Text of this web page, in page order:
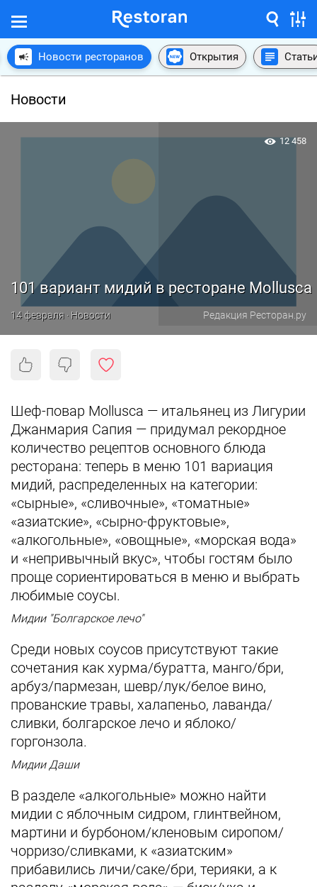
Новости ресторанов Открытия
Новости
101 вариант мидий в ресторане Mollusca
14 февраля · Новости Редакция Ресторан.ру
12 458
Шеф-повар Mollusca — итальянец из Лигурии
Джанмария Сапия — придумал рекордное
количество рецептов основного блюда
ресторана: теперь в меню 101 вариация
мидий, распределенных на категории:
«сырные», «сливочные», «томатные»
«азиатские», «сырно-фруктовые»,
«алкогольные», «овощные», «морская вода»
и «непривычный вкус», чтобы гостям было
проще сориентироваться в меню и выбрать
любимые соусы.
Мидии "Болгарское лечо"
Среди новых соусов присутствуют такие
сочетания как хурма/буратта, манго/бри,
арбуз/пармезан, шевр/лук/белое вино,
прованские травы, халапеньо, лаванда/
сливки, болгарское лечо и яблоко/
горгонзола.
Мидии Даши
В разделе «алкогольные» можно найти
мидии с яблочным сидром, глинтвейном,
мартини и бурбоном/кленовым сиропом/
чорризо/сливками, к «азиатским»
прибавились личи/саке/бри, терияки, а к